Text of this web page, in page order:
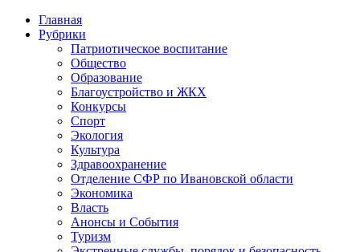
Главная
Рубрики
Патриотическое воспитание
Общество
Образование
Благоустройство и ЖКХ
Конкурсы
Спорт
Экология
Культура
Здравоохранение
Отделение СФР по Ивановской области
Экономика
Власть
Анонсы и События
Туризм